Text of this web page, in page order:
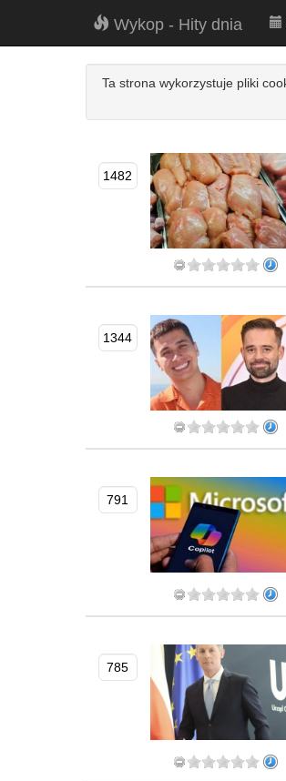
Wykop - Hity dnia
Ta strona wykorzystuje pliki
1482
1344
791
785